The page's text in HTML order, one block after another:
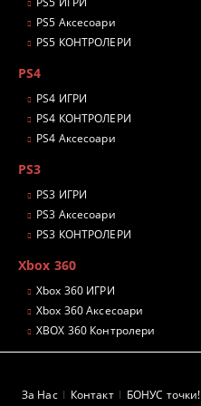
PS5 Аксесоари
PS5 КОНТРОЛЕРИ
PS4
PS4 ИГРИ
PS4 КОНТРОЛЕРИ
PS4 Аксесоари
PS3
PS3 ИГРИ
PS3 Аксесоари
PS3 КОНТРОЛЕРИ
Xbox 360
Xbox 360 ИГРИ
Xbox 360 Аксесоари
XBOX 360 Контролери
За Нас Контакт БОНУС точки!